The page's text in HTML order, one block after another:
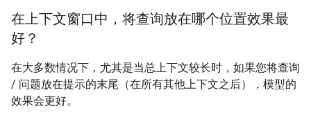
在上下文窗口中，将查询放在哪个位置效果最
好？
在大多数情况下，尤其是当总上下文较长时，如果您将查询
/ 问题放在提示的末尾（在所有其他上下文之后），模型的
效果会更好。